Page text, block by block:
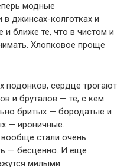
модные
джинсах-колготках и
и ближе те, что в чистом и
Хлопковое проще
подонков, сердце трогают
и бруталов — те, с кем
бритых — бородатые и
— ироничные.
стали очень
— бесценно. И еще
милыми.